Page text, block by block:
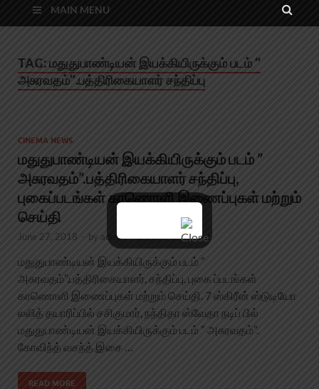
MAIN MENU
TAG:மதுதுபாண்டியன் இயக்கியிருக்கும் படம் ”
அசுரவதம்”.பத்திரிகையாளர் சந்திப்பு
CINEMA NEWS
மதுதுபாண்டியன் இயக்கியிருக்கும் படம் ”
அசுரவதம்”.பத்திரிகையாளர் சந்திப்பு,
புகைப்படங்கள் காணொளி இணைப்புகள் மற்றும்
செய்தி
June 27, 2018 - by admin-Leave a Comment
மதுதுபாண்டியன் இயக்கியிருக்கும் படம் ”
அசுரவதம்”.பத்திரிகையாளர், சந்திப்பு, புகை ப்படங்கள்
காணொளி இணைப்புகள் மற்றும் செய்தி. 7 ஸ்கிரீன் ஸ்டுடியோ
லலித் தயாரிப்பில் சசிகுமார், நந்திதா ஸ்வேதா நடிப் பில்
மதுதுபாண்டியன் இயக்கியிருக்கும் படம் ” அசுரவதம்”.
கோவிந்த் வசந்த் இசை …
READ MORE